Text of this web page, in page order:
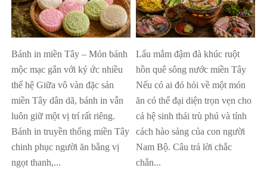
Bánh in miền Tây – Món bánh
mộc mạc gắn với ký ức nhiều
thế hệ Giữa vô vàn đặc sản
miền Tây dân dã, bánh in vẫn
luôn giữ một vị trí rất riêng.
Bánh in truyền thống miền Tây
chinh phục người ăn bằng vị
ngọt thanh,...
Lẩu mắm đậm đà khúc ruột
hồn quê sông nước miền Tây
Nếu có ai đó hỏi về một món
ăn có thể đại diện trọn vẹn cho
cả hệ sinh thái trù phú và tính
cách hào sảng của con người
Nam Bộ. Câu trả lời chắc
chắn...